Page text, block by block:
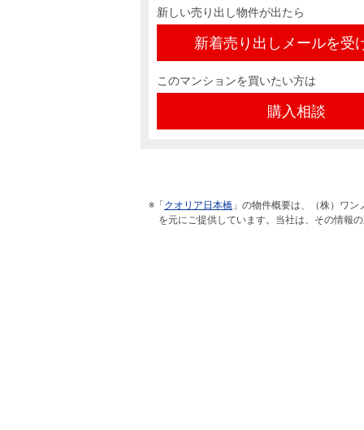
新しい売り出し物件が出たら
新着売り出しメールを受
このマンションを買いたい方は
購入相談
※「 クオリア日本橋 」の物件概要は、（株）ワ
を元にご提供しています。当社は、その情報